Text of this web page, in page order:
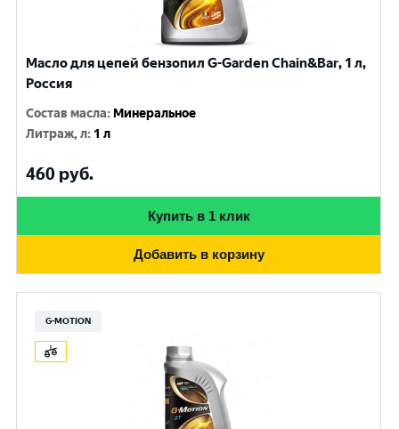
Масло для цепей бензопил G-Garden Chain&Bar, 1 л,
Россия
Состав масла: Минеральное
Литраж, л: 1 л
460 руб.
Купить в 1 клик
Добавить в корзину
G-MOTION